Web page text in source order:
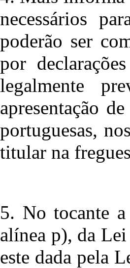
necessários
poderão ser
por
legalmente
apresentação
portuguesas,
titular na
5. No tocante a
alínea p), da Lei
este dada pela